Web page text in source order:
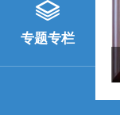
专题专栏